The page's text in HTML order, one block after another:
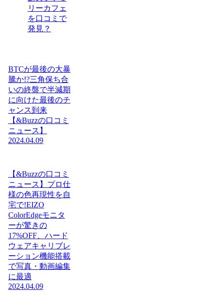
リーカフェ
を口コミで
発見？
BTCが最後の大暴
騰か!?三角保ち合
いの終盤で半減期
に向けた最後のチ
ャンス到来
【&Buzzの口コミ
ニュース】
2024.04.09
【&Buzzの口コミ
ニュース】プロ仕
様の色再現性を自
宅で!EIZO
ColorEdgeモニタ
ーが驚きの
17%OFF、ハード
ウェアキャリブレ
ーション機能搭載
で写真・動画編集
に最適
2024.04.09